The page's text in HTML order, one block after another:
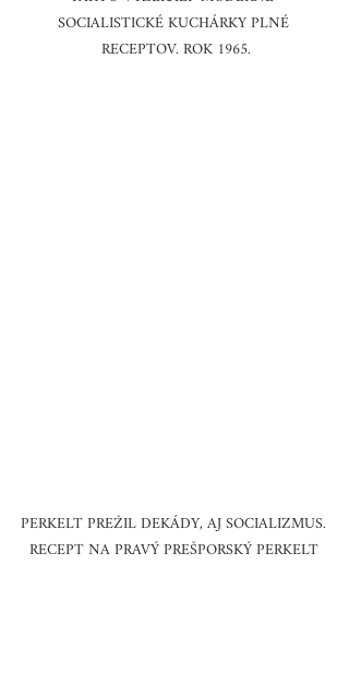
SOCIALISTICKÉ KUCHÁRKY PLNÉ
RECEPTOV. ROK 1965.
PERKELT PREŽIL DEKÁDY, AJ SOCIALIZMUS.
RECEPT NA PRAVÝ PREŠPORSKÝ PERKELT